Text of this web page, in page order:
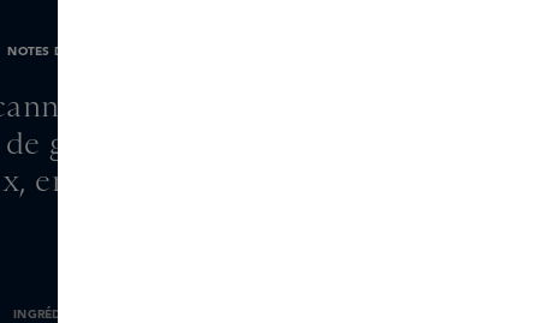
NOTES DE PARFUM
géranium,
girofle, patchouli,
encens, myrrhe.
INGRÉDIENTS